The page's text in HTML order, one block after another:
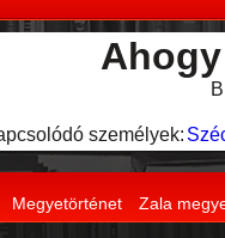
személyek:
Megyetörténet Zala